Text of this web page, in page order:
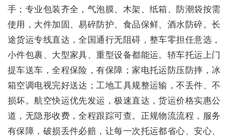
手；专业包装齐全，气泡膜、木架、纸箱、防潮袋按需
使用，大件加固、易碎防护、食品保鲜、酒水防碎。长
途货运专线直达，全国通行无阻碍，整车零担任意选，
小件包裹、大型家具、重型设备都能运。轿车托运上门
提车送车，全程保险，有保障；家电托运防压防摔，冰
箱空调电视完好送达；工地工具规整运输，不丢件、不
损坏。航空快运优先发运，极速直达，货运价格实惠公
道，无隐形收费，全程跟踪可查。正规物流流程，服务
有保障，破损丢件必赔，让每一次托运都省心、安心、